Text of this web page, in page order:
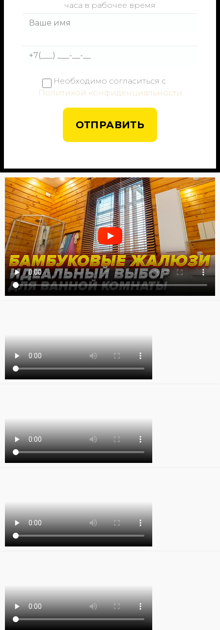
часа в рабочее время
Необходимо согласиться с
Политикой конфиденциальности